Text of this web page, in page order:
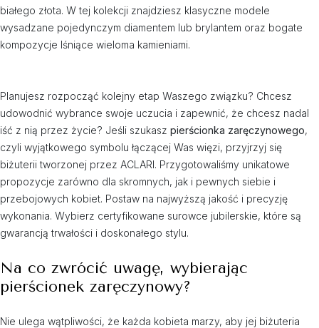
białego złota. W tej kolekcji znajdziesz klasyczne modele
wysadzane pojedynczym diamentem lub brylantem oraz bogate
kompozycje lśniące wieloma kamieniami.
Planujesz rozpocząć kolejny etap Waszego związku? Chcesz
udowodnić wybrance swoje uczucia i zapewnić, że chcesz nadal
iść z nią przez życie? Jeśli szukasz pierścionka zaręczynowego,
czyli wyjątkowego symbolu łączącej Was więzi, przyjrzyj się
biżuterii tworzonej przez ACLARI. Przygotowaliśmy unikatowe
propozycje zarówno dla skromnych, jak i pewnych siebie i
przebojowych kobiet. Postaw na najwyższą jakość i precyzję
wykonania. Wybierz certyfikowane surowce jubilerskie, które są
gwarancją trwałości i doskonałego stylu.
Na co zwrócić uwagę, wybierając
pierścionek zaręczynowy?
Nie ulega wątpliwości, że każda kobieta marzy, aby jej biżuteria